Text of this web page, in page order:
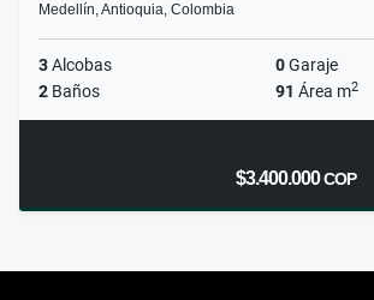
Medellín, Antioquia, Colombia
3Alcobas 0Garaje
2 Baños 91 Área m2
$3.400.000COP